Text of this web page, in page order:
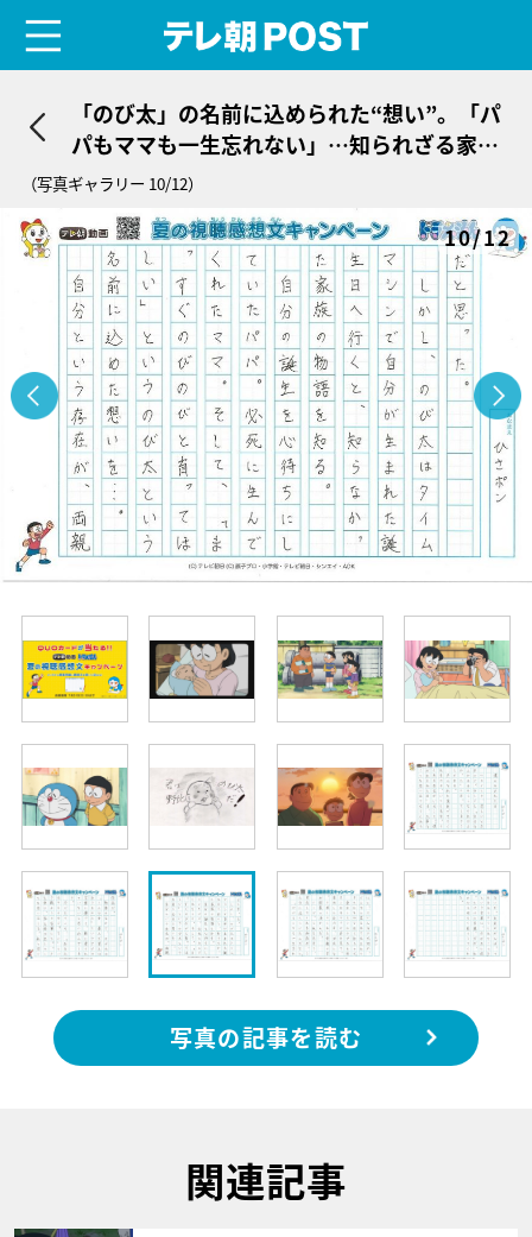
「のび太」の名前に込められた“想い”。「パ
パもママも一生忘れない」…知られざる家族
の歴史
（写真ギャラリー 10/12）
10/12
写真の記事を読む
関連記事